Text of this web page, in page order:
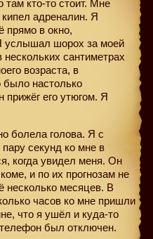
там кто-то стоит. Мне
адреналин. Я
прямо в окно,
услышал шорох за моей
сантиметрах
возраста, в
было настолько
прижёг его утюгом. Я
болела голова. Я с
секунд ко мне в
когда увидел меня. Он
и по их прогнозам не
несколько месяцев. В
часов ко мне пришли
что я ушёл и куда-то
был отключен.